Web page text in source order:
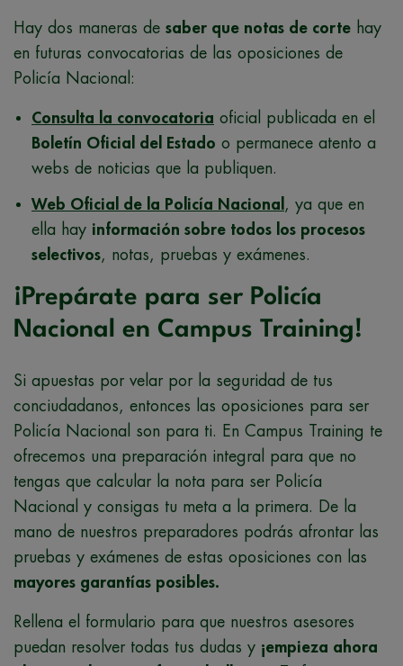
Hay dos maneras de saber que notas de corte hay
en futuras convocatorias de las oposiciones de
Policía Nacional:
Consulta la convocatoria oficial publicada en el
Boletín Oficial del Estado o permanece atento a
webs de noticias que la publiquen.
Web Oficial de la Policía Nacional , ya que en
ella hay información sobre todos los procesos
selectivos, notas, pruebas y exámenes.
¡Prepárate para ser Policía
Nacional en Campus Training!
Si apuestas por velar por la seguridad de tus
conciudadanos, entonces las oposiciones para ser
Policía Nacional son para ti. En Campus Training te
ofrecemos una preparación integral para que no
tengas que calcular la nota para ser Policía
Nacional y consigas tu meta a la primera. De la
mano de nuestros preparadores podrás afrontar las
pruebas y exámenes de estas oposiciones con las
mayores garantías posibles.
Rellena el formulario para que nuestros asesores
puedan resolver todas tus dudas y ¡empieza ahora